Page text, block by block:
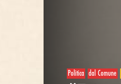
Politica dal Comune